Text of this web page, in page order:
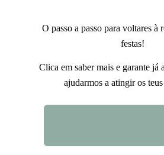
O passo a passo para voltares à
festas!
Clica em saber mais e garante já
ajudarmos a atingir os